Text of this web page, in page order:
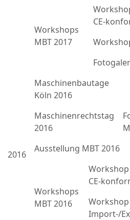
Workshops
MBT 2017
CE-
2016
Maschinenbautage
Köln 2016
Maschinenrechtstag
2016
Ausstellung MBT 2016
Workshops
MBT 2016
CE-
Import-/